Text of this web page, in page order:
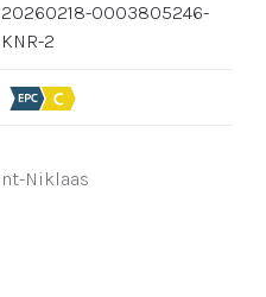
20260218-0003805246-
KNR-2